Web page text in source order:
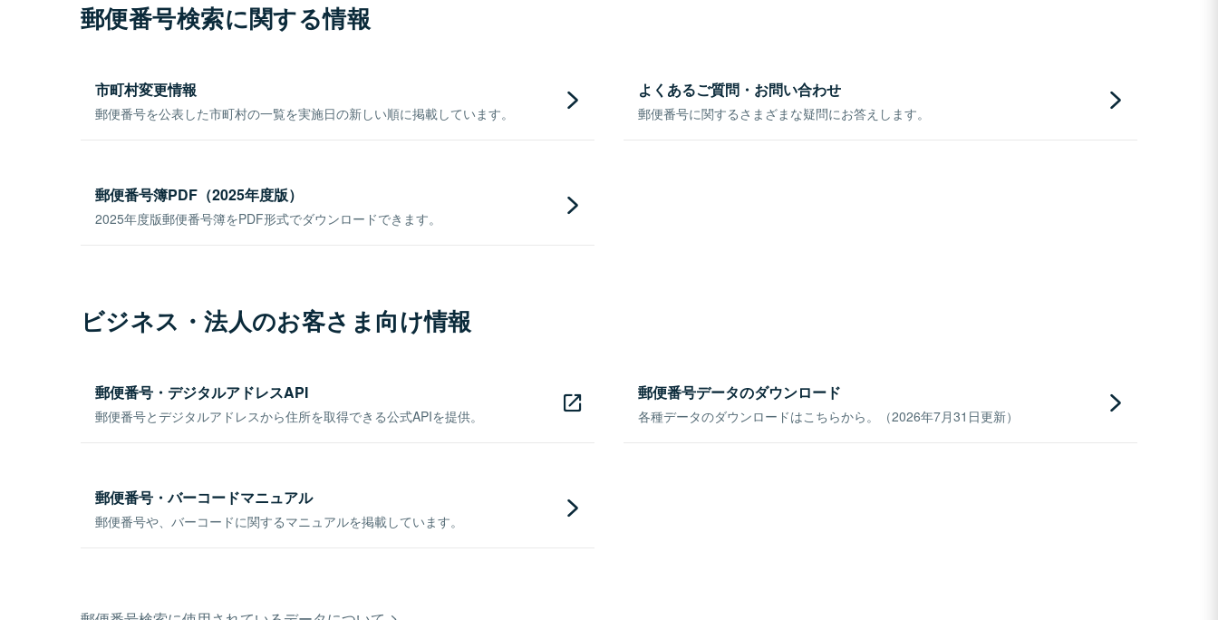
郵便番号検索に関する情報
市町村変更情報
郵便番号を公表した市町村の一覧を実施日の新しい順に掲載しています。
よくあるご質問・お問い合わせ
郵便番号に関するさまざまな疑問にお答えします。
郵便番号簿PDF（2025年度版）
2025年度版郵便番号簿をPDF形式でダウンロードできます。
ビジネス・法人のお客さま向け情報
郵便番号・デジタルアドレスAPI
郵便番号とデジタルアドレスから住所を取得できる公式APIを提供。
郵便番号データのダウンロード
各種データのダウンロードはこちらから。（2026年7月31日更新）
郵便番号・バーコードマニュアル
郵便番号や、バーコードに関するマニュアルを掲載しています。